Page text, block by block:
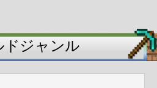
ドジャンル